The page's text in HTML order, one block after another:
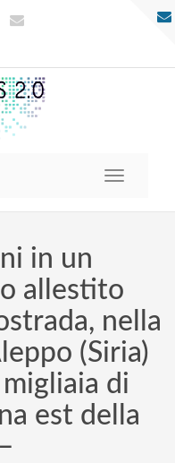
Toggle
in un
allestito
nella
(Siria)
di
est della